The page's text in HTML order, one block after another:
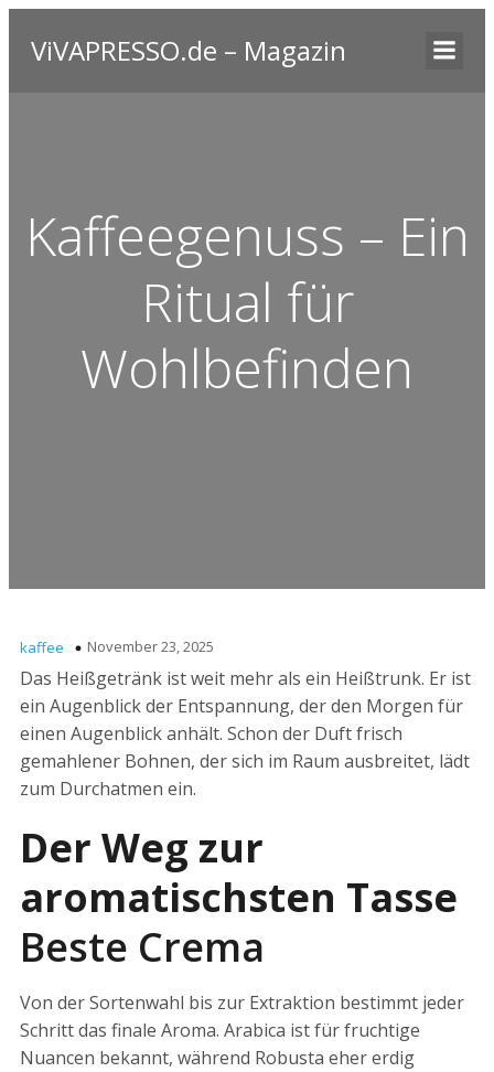
ViVAPRESSO.de – Magazin
Kaffeegenuss – Ein
Ritual für
Wohlbefinden
kaffee November 23, 2025
Das Heißgetränk ist weit mehr als ein Heißtrunk. Er ist
ein Augenblick der Entspannung, der den Morgen für
einen Augenblick anhält. Schon der Duft frisch
gemahlener Bohnen, der sich im Raum ausbreitet, lädt
zum Durchatmen ein.
Der Weg zur
aromatischsten Tasse
Beste Crema
Von der Sortenwahl bis zur Extraktion bestimmt jeder
Schritt das finale Aroma. Arabica ist für fruchtige
Nuancen bekannt, während Robusta eher erdig